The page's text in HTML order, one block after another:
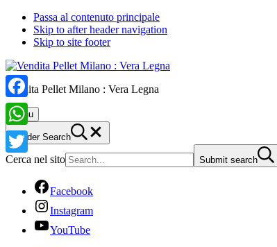
Passa al contenuto principale
Skip to after header navigation
Skip to site footer
Vendita Pellet Milano : Vera Legna
Menu
Header Search
Cerca nel sito Submit search
Facebook
Instagram
YouTube
Facebook
WhatsApp
Twitter